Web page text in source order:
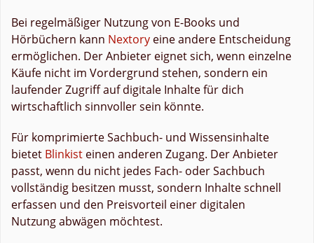
Bei regelmäßiger Nutzung von E-Books und
Hörbüchern kann Nextory eine andere Entscheidung
ermöglichen. Der Anbieter eignet sich, wenn einzelne
Käufe nicht im Vordergrund stehen, sondern ein
laufender Zugriff auf digitale Inhalte für dich
wirtschaftlich sinnvoller sein könnte.
Für komprimierte Sachbuch- und Wissensinhalte
bietet Blinkist einen anderen Zugang. Der Anbieter
passt, wenn du nicht jedes Fach- oder Sachbuch
vollständig besitzen musst, sondern Inhalte schnell
erfassen und den Preisvorteil einer digitalen
Nutzung abwägen möchtest.